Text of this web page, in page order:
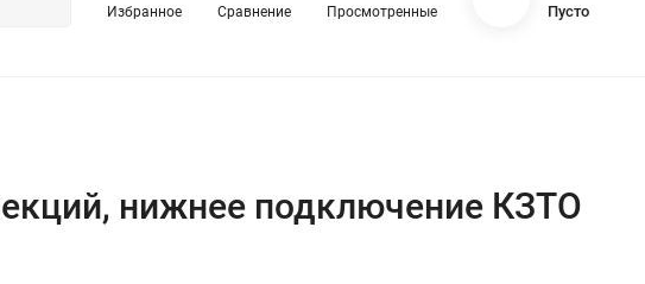
Избранное Сравнение Просмотренные
Пусто
нижнее подключение КЗТО